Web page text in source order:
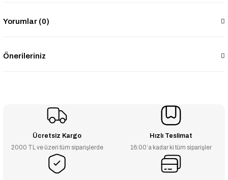
Yorumlar (0)
Önerileriniz
Ücretsiz Kargo
2000 TL ve üzeri tüm siparişlerde
Hızlı Teslimat
16:00’a kadar ki tüm siparişler